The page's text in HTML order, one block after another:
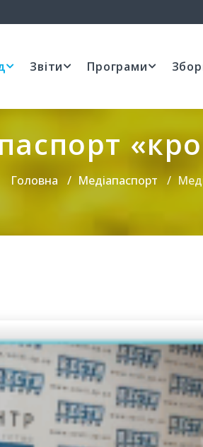
Звіти Програми
Головна Медіапаспорт